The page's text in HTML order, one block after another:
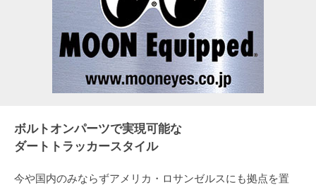
ボルトオンパーツで実現可能な
ダートトラッカースタイル
今や国内のみならずアメリカ・ロサンゼルスにも拠点を置